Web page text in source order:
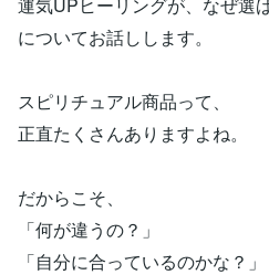
についてお話しします。
スピリチュアル商品って、
正直たくさんありますよね。
だからこそ、
「何が違うの？」
「自分に合っているのかな？」